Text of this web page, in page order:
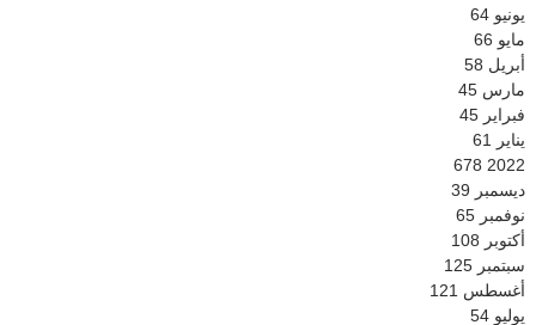
يونيو 64
مايو 66
أبريل 58
مارس 45
فبراير 45
يناير
61
2022
678
ديسمبر 39
نوفمبر 65
أكتوبر 108
سبتمبر 125
أغسطس 121
يوليو 54